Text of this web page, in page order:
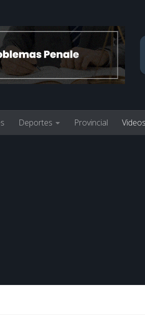
Deportes Provincial Videos